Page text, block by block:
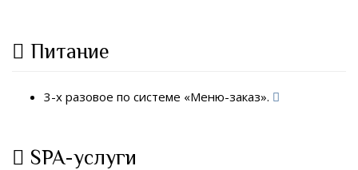
Питание
3-х разовое по системе «Меню-заказ».
SPA-услуги